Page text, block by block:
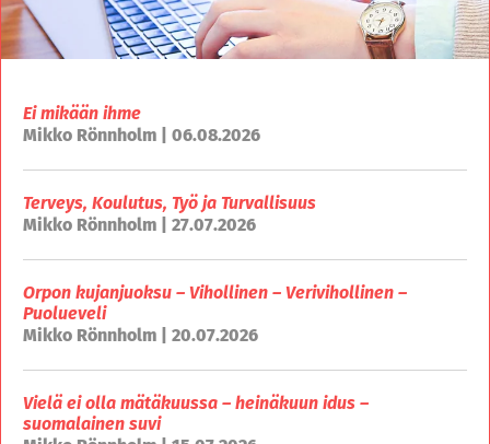
Ei mikään ihme
Mikko Rönnholm | 06.08.2026
Terveys, Koulutus, Työ ja Turvallisuus
Mikko Rönnholm | 27.07.2026
Orpon kujanjuoksu – Vihollinen – Verivihollinen –
Puolueveli
Mikko Rönnholm | 20.07.2026
Vielä ei olla mätäkuussa – heinäkuun idus –
suomalainen suvi